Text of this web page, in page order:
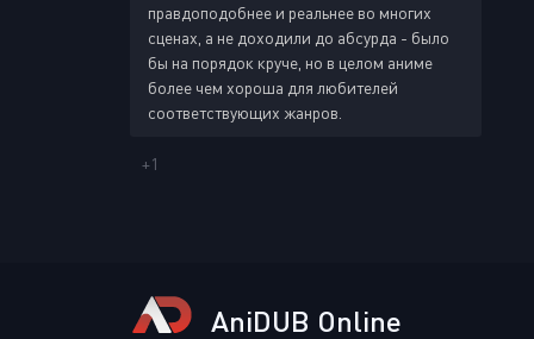
правдоподобнее и реальнее во многих
сценах, а не доходили до абсурда - было
бы на порядок круче, но в целом аниме
более чем хороша для любителей
соответствующих жанров.
+1
AniDUB Online